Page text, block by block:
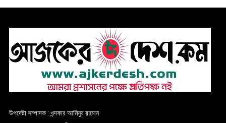
উপদেষ্টা সম্পাদক : খন্দকার আমিনুর রহমান